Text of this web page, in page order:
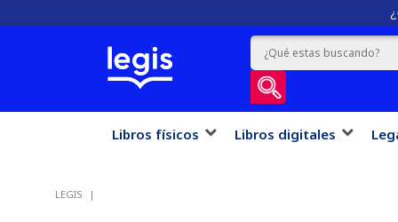
Libros físicos Libros digitales
LEGIS